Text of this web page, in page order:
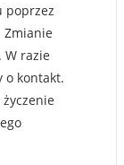
poprzez
W razie
o kontakt.